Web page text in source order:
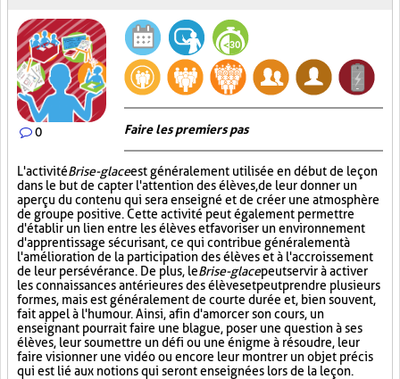
0 Faire les premiers pas
L'activitéBrise-glaceest généralement utilisée en début de leçon
dans le but de capter l'attention des élèves, de leur donner un
aperçu du contenu qui sera enseigné et de créer une atmosphère
de groupe positive. Cette activité peut également permettre
d'établir un lien entre les élèves et favoriser un environnement
d'apprentissage sécurisant, ce qui contribue généralement à
l'amélioration de la participation des élèves et à l'accroissement
de leur persévérance. De plus, leBrise-glacepeut servir à activer
les connaissances antérieures des élèves et peut prendre plusieurs
formes, mais est généralement de courte durée et, bien souvent,
fait appel à l'humour. Ainsi, afin d'amorcer son cours, un
enseignant pourrait faire une blague, poser une question à ses
élèves, leur soumettre un défi ou une énigme à résoudre, leur
faire visionner une vidéo ou encore leur montrer un objet précis
qui est lié aux notions qui seront enseignées lors de la leçon.